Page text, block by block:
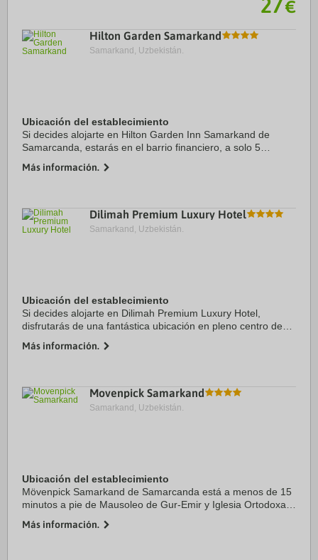
27€
Hilton Garden Samarkand
Samarkand, Uzbekistán.
Ubicación del establecimiento
Si decides alojarte en Hilton Garden Inn Samarkand de
Samarcanda, estarás en el barrio financiero, a solo 5
Además, este hotel con spa se encuentra a 3 ...
Más información.
Dilimah Premium Luxury Hotel
Samarkand, Uzbekistán.
Ubicación del establecimiento
Si decides alojarte en Dilimah Premium Luxury Hotel,
disfrutarás de una fantástica ubicación en pleno centro de
Samarkand Amusement Park y Iglesia Católica ...
Más información.
Movenpick Samarkand
Samarkand, Uzbekistán.
Ubicación del establecimiento
Mövenpick Samarkand de Samarcanda está a menos de 15
minutos a pie de Mausoleo de Gur-Emir y Iglesia Ortodoxa
Iglesia Católica Romana de San Juan ...
Más información.